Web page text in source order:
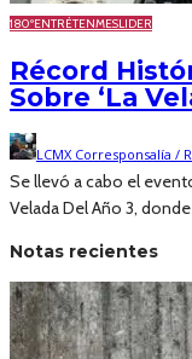
180ºENTRÉTENMESLIDER
Récord
Sobre ‘La
LCMX Corresponsalía /
Se llevó a cabo el
Velada Del Año 3,
Notas recientes